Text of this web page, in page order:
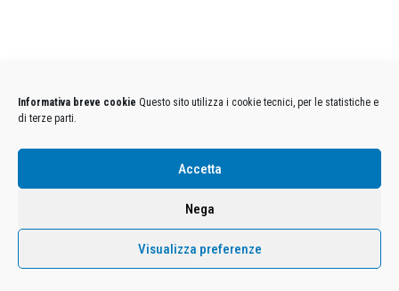
Informativa breve cookie Questo sito utilizza i cookie tecnici, per le statistiche e
di terze parti.
Accetta
Nega
Visualizza preferenze